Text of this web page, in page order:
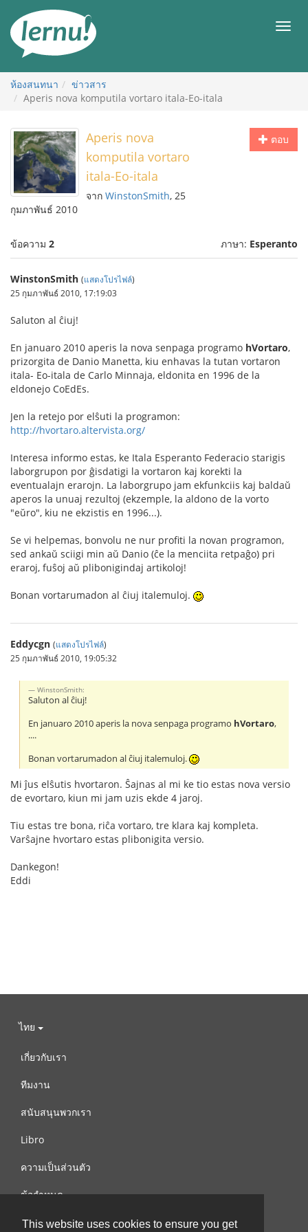
This website uses cookies to ensure you get
สารบัญ
เมนู
ห้องสนทนา
ข่าวสาร
Aperis nova komputila vortaro itala-Eo-itala
ตอบ
Aperis nova
komputila vortaro
itala-Eo-itala
จาก WinstonSmith, 25
กุมภาพันธ์ 2010
ข้อความ 2 ภาษา: Esperanto
WinstonSmith (แสดงโปรไฟล์)
25 กุมภาพันธ์ 2010, 17:19:03
Saluton al ĉiuj!
En januaro 2010 aperis la nova senpaga programo hVortaro,
prizorgita de Danio Manetta, kiu enhavas la tutan vortaron
itala- Eo-itala de Carlo Minnaja, eldonita en 1996 de la
eldonejo CoEdEs.
Jen la retejo por elŝuti la programon:
http://hvortaro.altervista.org/
Interesa informo estas, ke Itala Esperanto Federacio starigis
laborgrupon por ĝisdatigi la vortaron kaj korekti la
eventualajn erarojn. La laborgrupo jam ekfunkciis kaj baldaŭ
aperos la unuaj rezultoj (ekzemple, la aldono de la vorto
"eŭro", kiu ne ekzistis en 1996...).
Se vi helpemas, bonvolu ne nur profiti la novan programon,
sed ankaŭ sciigi min aŭ Danio (ĉe la menciita retpaĝo) pri
eraroj, fuŝoj aŭ plibonigindaj artikoloj!
Bonan vortarumadon al ĉiuj italemuloj.
Eddycgn (แสดงโปรไฟล์)
25 กุมภาพันธ์ 2010, 19:05:32
WinstonSmith:
Saluton al ĉiuj!
En januaro 2010 aperis la nova senpaga programo hVortaro,
....
Bonan vortarumadon al ĉiuj italemuloj.
Mi ĵus elŝutis hvortaron. Ŝajnas al mi ke tio estas nova versio
de evortaro, kiun mi jam uzis ekde 4 jaroj.
Tiu estas tre bona, riĉa vortaro, tre klara kaj kompleta.
Varŝajne hvortaro estas plibonigita versio.
Dankegon!
Eddi
ไทย
เกี่ยวกับเรา
ทีมงาน
สนับสนุนพวกเรา
Libro
ความเป็นส่วนตัว
ข้อกำหนด
ติดต่อเรา